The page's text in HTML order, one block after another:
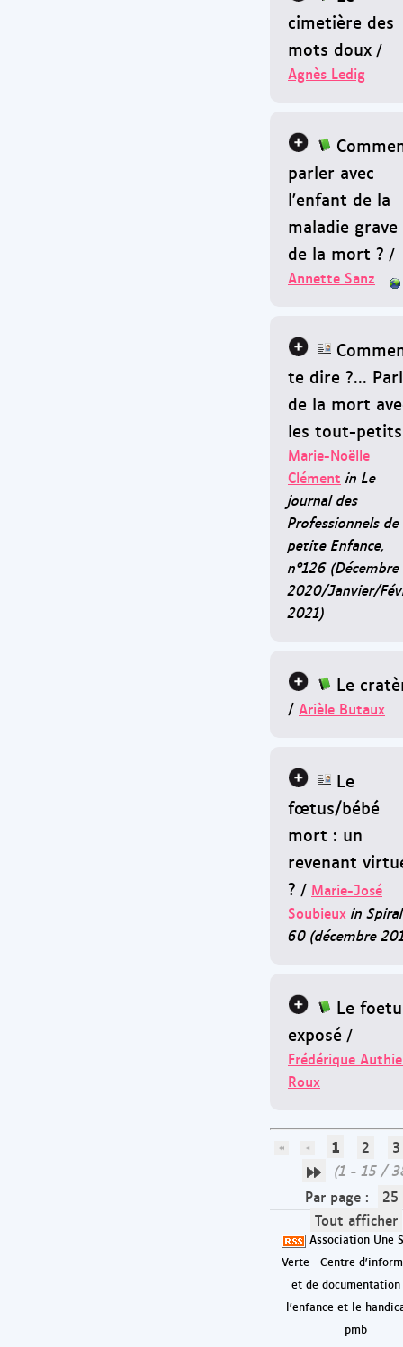
cimetière des
mots doux /
Agnès Ledig
parler avec
l'enfant de la
maladie
de la mort ? /
Annette Sanz
te dire ?...
de la mort
les tout-petits
Marie-Noëlle
Clément in Le
journal des
Professionnels
petite Enfance,
n°126 (Décembre
2020/Janvier/
2021)
Le
/ Arièle Butaux
Le
fœtus/bébé
mort : un
revenant
? / Marie-José
Soubieux in
60 (décembre
Le
exposé /
Frédérique
Roux
1 2
3
(1 - 15 /
Par page :
25
Tout afficher
Association Une
Verte
Centre
et de
l'enfance et le
pmb